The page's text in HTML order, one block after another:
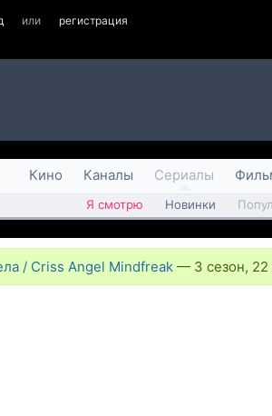
или регистрация
Кино Каналы Сериалы
Я смотрю Новинки
/ Criss Angel Mindfreak — 3 сезон,